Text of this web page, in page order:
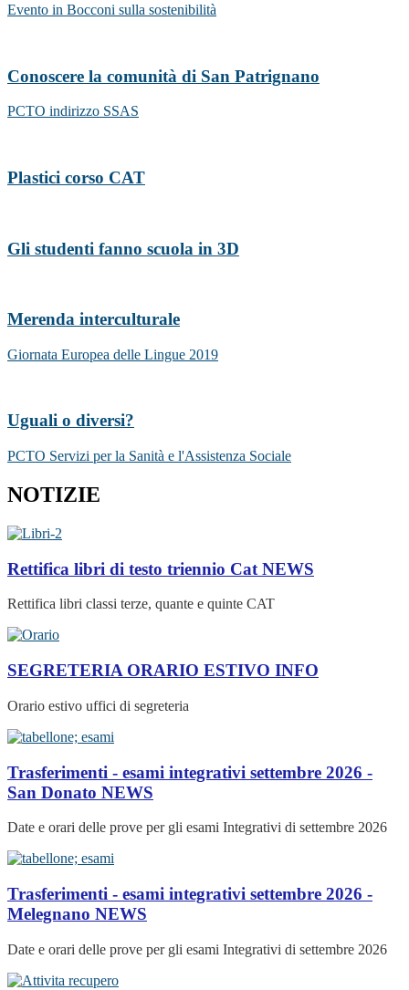
Evento in Bocconi sulla sostenibilità
Conoscere la comunità di San Patrignano
PCTO indirizzo SSAS
Plastici corso CAT
Gli studenti fanno scuola in 3D
Merenda interculturale
Giornata Europea delle Lingue 2019
Uguali o diversi?
PCTO Servizi per la Sanità e l'Assistenza Sociale
NOTIZIE
Rettifica libri di testo triennio Cat NEWS
Rettifica libri classi terze, quante e quinte CAT
SEGRETERIA ORARIO ESTIVO INFO
Orario estivo uffici di segreteria
Trasferimenti - esami integrativi settembre 2026 -
San Donato NEWS
Date e orari delle prove per gli esami Integrativi di settembre 2026
Trasferimenti - esami integrativi settembre 2026 -
Melegnano NEWS
Date e orari delle prove per gli esami Integrativi di settembre 2026